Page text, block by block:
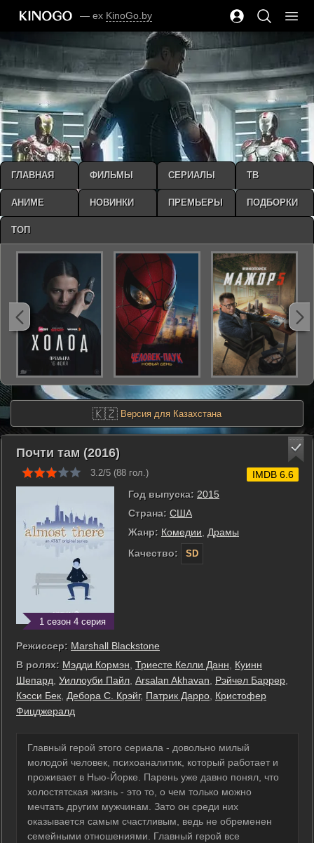
— ex KinoGo.by
🇰🇿 Версия для Казахстана
Почти там (2016)
3.2/5 (88 гол.)
1 сезон 4 серия
Год выпуска: 2015
Страна: США
Жанр: Комедии
Драмы
Качество:
SD
IMDB 6.6
Режиссер: Marshall Blackstone
В ролях: Мэдди Кормэн, Триесте Келли Данн, Куинн
Шепард, Уиллоуби Пайл, Arsalan Akhavan, Рэйчел Баррер,
Кэсси Бек, Дебора С. Крэйг, Патрик Дарро, Кристофер
Фицджералд
Главный герой этого сериала - довольно милый
молодой человек, психоаналитик, который работает и
проживает в Нью-Йорке. Парень уже давно понял, что
холостятская жизнь - это то, о чем только можно
мечтать другим мужчинам. Зато он среди них
оказывается самым счастливым, ведь не обременен
семейными отношениями. Главный герой все
ГЛАВНАЯ ФИЛЬМЫ СЕРИАЛЫ ТВ
АНИМЕ НОВИНКИ ПРЕМЬЕРЫ ПОДБОРКИ
ТОП